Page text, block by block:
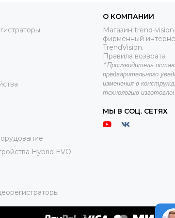
Hybrid EVO
О КОМПАНИИ
Магазин trend-
фирменный
TrendVision.
Правила возврата
*Производитель
предварительного
изменения в
технологию
МЫ В СОЦ. СЕТЯХ